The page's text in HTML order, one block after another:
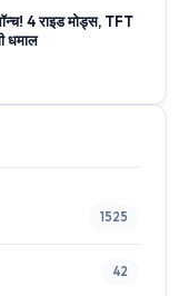
4 राइड मोड्स, TFT
धमाल
1525
42